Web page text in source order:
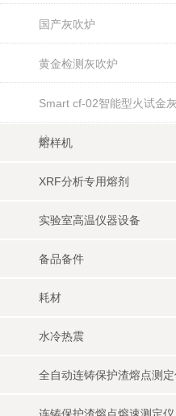
国产灰吹炉
黄金检测灰吹炉
Smart cf-02智能型火试金
炉
熔样机
XRF分析专用熔剂
实验室高温仪器设备
备品备件
耗材
水冷热震
全自动连铸保护渣熔点测定